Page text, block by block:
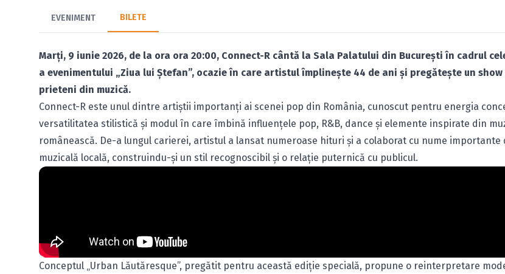
EVENIMENT BILETE
Marți, 9 iunie 2026, de la ora ora 20:00, Connect-R cântă la Sala Palatului din București în cadrul
a evenimentului „Ziua lui Ștefan”, ocazie în care artistul împlinește 44 de ani și pregătește un
prieteni din muzică.
Connect-R este unul dintre artiștii importanți ai scenei pop din România, cunoscut pentru energia
versatilitatea stilistică și modul în care îmbină influențele pop, R&B, dance și elemente inspirate din
românească. De-a lungul carierei, artistul a lansat numeroase hituri și a colaborat cu nume
muzicală locală, construindu-și un stil recognoscibil și o relație puternică cu publicul.
Conceptul „Urban Lăutăresque”, pregătit pentru această ediție specială, propune o reinterpretare